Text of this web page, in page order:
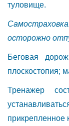
туловище.
осторожно
Беговая
плоскостопия;
Тренажер
прикрепленное